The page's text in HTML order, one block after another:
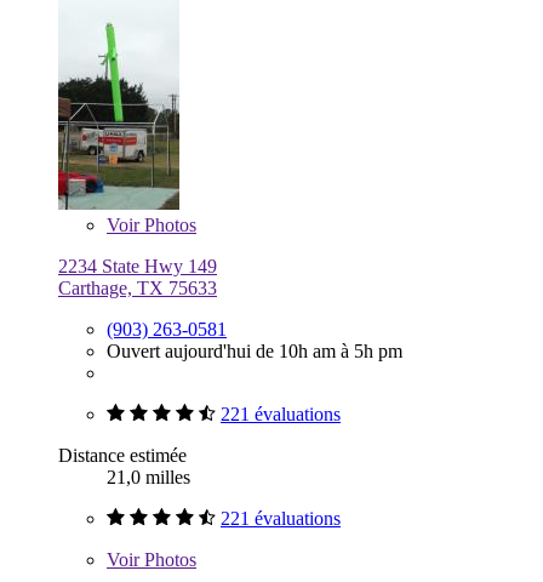
VoirPhotos
2234 State Hwy 149
Carthage, TX 75633
(903) 263-0581
Ouvert aujourd'hui de 10h am à 5h pm
221 évaluations
Distance estimée
21,0 milles
221 évaluations
VoirPhotos